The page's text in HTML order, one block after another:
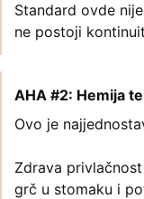
Standard ovde
ne postoji
AHA #2: Hemija
Ovo je
Zdrava
grč u stomaku i